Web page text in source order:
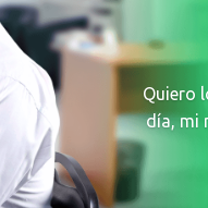
Quiero
día, mi